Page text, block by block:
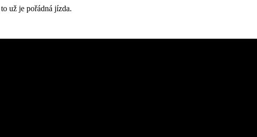
to už je pořádná jízda.